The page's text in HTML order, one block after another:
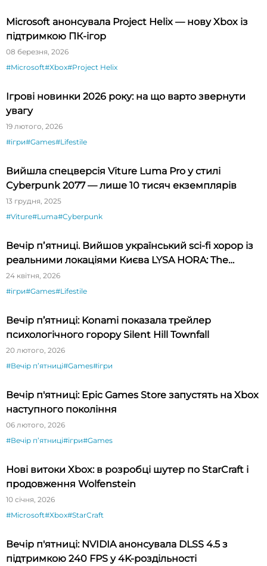
Microsoft анонсувала Project Helix — нову Xbox із
підтримкою ПК-ігор
08 березня, 2026
#Microsoft#Xbox#Project Helix
Ігрові новинки 2026 року: на що варто звернути
увагу
19 лютого, 2026
#ігри#Games#Lifestile
Вийшла спецверсія Viture Luma Pro у стилі
Cyberpunk 2077 — лише 10 тисяч екземплярів
13 грудня, 2025
#Viture#Luma#Cyberpunk
Вечір пʼятниці. Вийшов український sci-fi хорор із
реальними локаціями Києва LYSA HORA: The
Haunted Hill
24 квітня, 2026
#ігри#Games#Lifestile
Вечір п’ятниці: Konami показала трейлер
психологічного горору Silent Hill Townfall
20 лютого, 2026
#Вечір пʼятниці#Games#ігри
Вечір п'ятниці: Epic Games Store запустять на Xbox
наступного покоління
06 лютого, 2026
#Вечір пʼятниці#ігри#Games
Нові витоки Xbox: в розробці шутер по StarCraft і
продовження Wolfenstein
10 січня, 2026
#Microsoft#Xbox#StarCraft
Вечір п'ятниці: NVIDIA анонсувала DLSS 4.5 з
підтримкою 240 FPS у 4K-роздільності